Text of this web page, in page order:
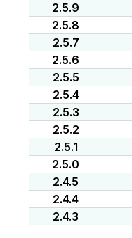
2.5.9
2.5.8
2.5.7
2.5.6
2.5.5
2.5.4
2.5.3
2.5.2
2.5.1
2.5.0
2.4.5
2.4.4
2.4.3